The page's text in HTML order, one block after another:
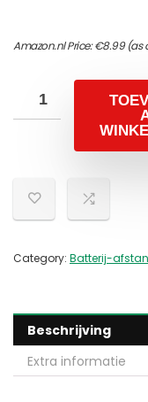
Amazon.nl Price:€8.99(as
Category: Batterij-
Beschrijving
Extra informatie